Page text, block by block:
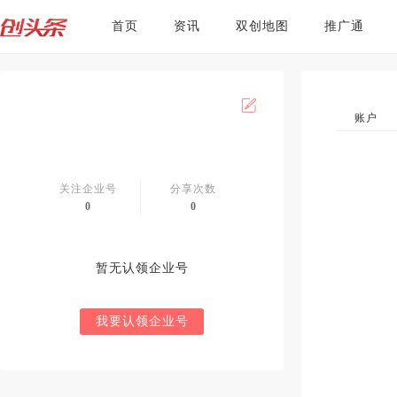
首页 资讯 双创地图 推广通
关注企业号
0
分享次数
0
暂无认领企业号
我要认领企业号
账户